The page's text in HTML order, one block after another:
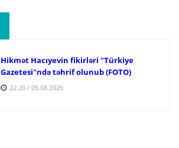
Hikmət Hacıyevin fikirləri "Türkiye
Gazetesi"ndə təhrif olunub (FOTO)
22:20 / 05.08.2026